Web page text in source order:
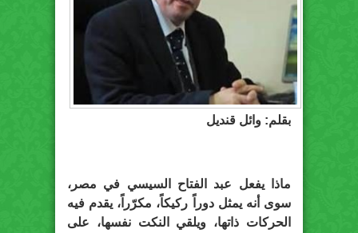
بقلم: وائل قنديل
ماذا يفعل عبد الفتاح السيسي في مصر،
سوى أنه يمثل دوراً ركيكاً، مكرّراً، يقدم فيه
الحركات ذاتها، ويلقي النكت نفسها، على